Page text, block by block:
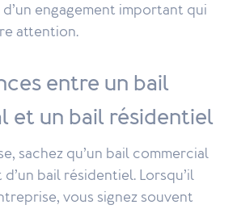
d’un engagement important qui
attention.
entre un bail
et un bail résidentiel
sachez qu’un bail commercial
bail résidentiel. Lorsqu’il
vous signez souvent